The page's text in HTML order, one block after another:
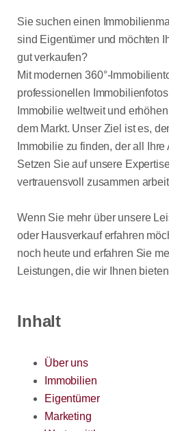
Sie suchen einen
sind Eigentümer und möchten
gut verkaufen?
Mit modernen 360°-
professionellen
Immobilie weltweit und
dem Markt. Unser Ziel ist es,
Immobilie zu finden, der all
Setzen Sie auf unsere
vertrauensvoll zusammen
Wenn Sie mehr über unsere
oder Hausverkauf erfahren
noch heute und erfahren Sie
Leistungen, die wir Ihnen
Inhalt
Über uns
Immobilien
Eigentümer
Marketing